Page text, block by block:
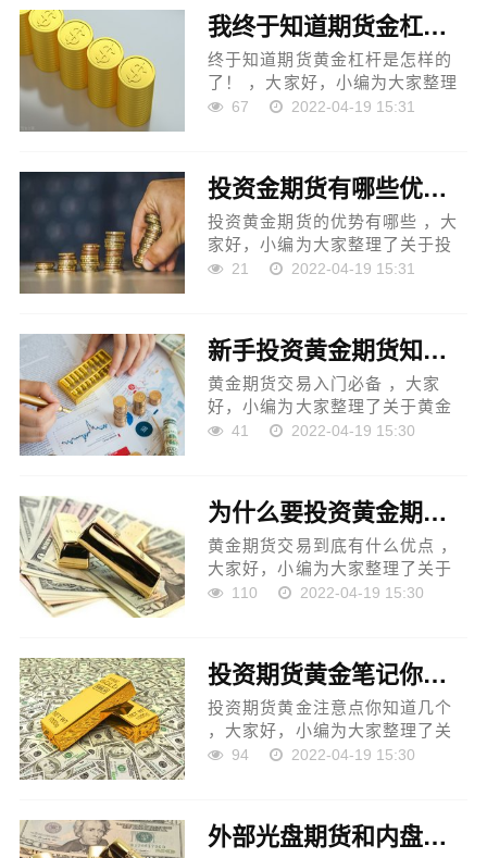
技巧、白银黄金交易平台... 我终于知道期货金杠杆是什么！（终于知道期货黄金杠杆是怎样的了！）
终于知道期货黄金杠杆是怎样的
了！ ，大家好，小编为大家整理
了关于终于知道期货黄金杠杆是
约、金大师黄金交易的相关...
67 2022-04-19 15:31
投资金期货有哪些优势？（投资黄金期货的优势有哪些）
投资黄金期货的优势有哪些 ，大
家好，小编为大家整理了关于投
资黄金期货的优势有哪些的相关
上海国际交易所今日黄金...
21 2022-04-19 15:31
新手投资黄金期货知识（黄金期货交易入门必备）
黄金期货交易入门必备 ，大家
好，小编为大家整理了关于黄金
期货交易入门必备的相关内容，
么玩的相关内容，请关注贵...
41 2022-04-19 15:30
为什么要投资黄金期货（黄金期货交易到底有什么优点）
黄金期货交易到底有什么优点 ，
大家好，小编为大家整理了关于
黄金期货交易到底有什么优点的
黄金期货交易网的相关内...
110 2022-04-19 15:30
投资期货黄金笔记你知道一些（投资期货黄金注意点你知道几个）
投资期货黄金注意点你知道几个
，大家好，小编为大家整理了关
于投资期货黄金注意点你知道几
户、美国黄金期货交易的相...
94 2022-04-19 15:30
外部光盘期货和内盘期货有什么区别？（外盘期货与内盘期货有何区别）